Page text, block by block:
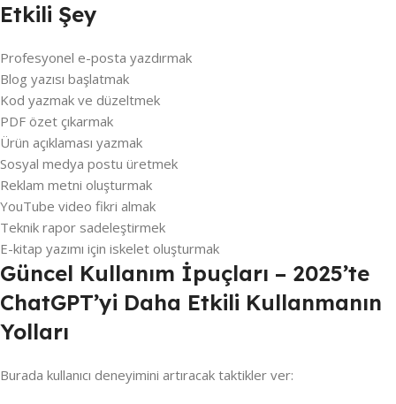
Etkili Şey
Profesyonel e-posta yazdırmak
Blog yazısı başlatmak
Kod yazmak ve düzeltmek
PDF özet çıkarmak
Ürün açıklaması yazmak
Sosyal medya postu üretmek
Reklam metni oluşturmak
YouTube video fikri almak
Teknik rapor sadeleştirmek
E-kitap yazımı için iskelet oluşturmak
Güncel Kullanım İpuçları – 2025’te
ChatGPT’yi Daha Etkili Kullanmanın
Yolları
Burada kullanıcı deneyimini artıracak taktikler ver: